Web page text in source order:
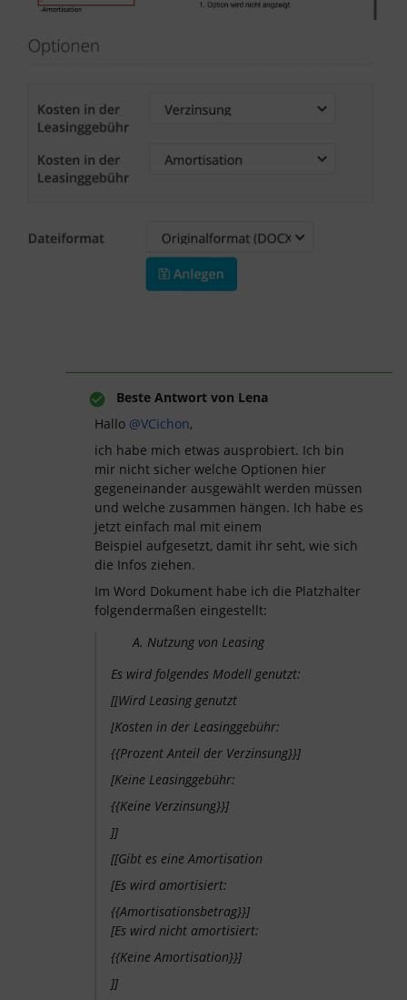
Beste Antwort von Lena
Hallo @VCichon,
ich habe mich etwas ausprobiert. Ich bin
mir nicht sicher welche Optionen hier
gegeneinander ausgewählt werden müssen
und welche zusammen hängen. Ich habe es
jetzt einfach mal mit einem
Beispiel aufgesetzt, damit ihr seht, wie sich
die Infos ziehen.
Im Word Dokument habe ich die Platzhalter
folgendermaßen eingestellt:
Nutzung von Leasing
Es wird folgendes Modell genutzt:
[[Wird Leasing genutzt
[Kosten in der Leasinggebühr:
{{Prozent Anteil der Verzinsung}}]
[Keine Leasinggebühr:
{{Keine Verzinsung}}]
]]
[[Gibt es eine Amortisation
[Es wird amortisiert:
{{Amortisationsbetrag}}]
[Es wird nicht amortisiert:
{{Keine Amortisation}}]
]]